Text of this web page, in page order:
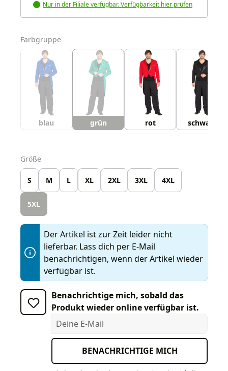
Nur in der Filiale verfügbar. Verfügbarkeit hier prüfen
Farbgruppe
blau grün rot schwarz
Größe
S M L XL 2XL 3XL 4XL
5XL
Der Artikel ist zur Zeit leider nicht
lieferbar. Lass dich per E-Mail
benachrichtigen, wenn der Artikel wieder
verfügbar ist.
Benachrichtige mich, sobald das
Produkt wieder online verfügbar ist.
Deine E-Mail
BENACHRICHTIGE MICH